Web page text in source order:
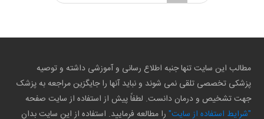
مطالب این سایت تنها جنبه اطلاع رسانی و آموزشی داشته و توصیه
پزشکی تخصصی تلقی نمی شوند و نباید آنها را جایگزین مراجعه به پزشک
جهت تشخیص و درمان دانست. لطفاً پیش از استفاده از سایت صفحه
"شرایط استفاده از سایت" را مطالعه فرمایید. استفاده از این سایت بدان